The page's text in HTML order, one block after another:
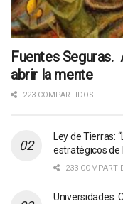
Fuentes Seguras.
abrir la mente
223 COMPARTIDOS
Ley de Tierras:
estratégicos de
233
Universidades.